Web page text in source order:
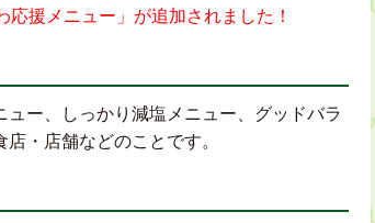
援メニュー」が追加されました！
ー、しっかり減塩メニュー、グッドバラ
・店舗などのことです。